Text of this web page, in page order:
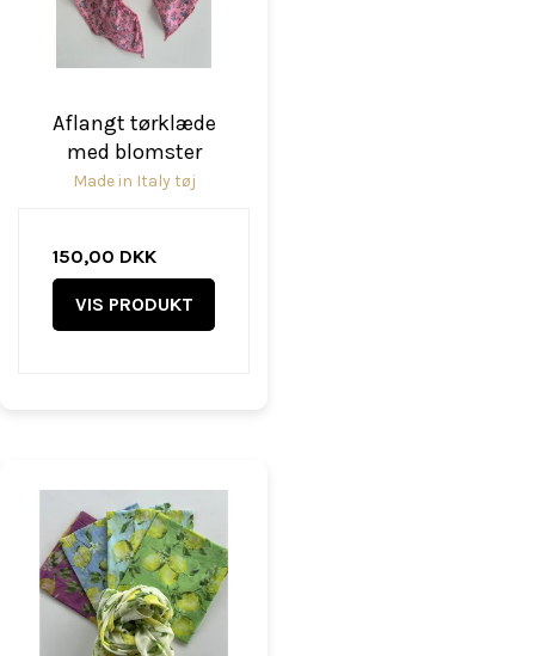
Aflangt tørklæde
med blomster
Made in Italy tøj
150,00 DKK
VIS PRODUKT